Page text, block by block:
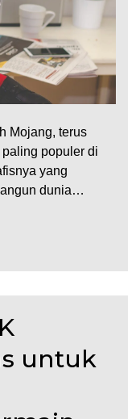
Mojang, terus
populer di
yang
dunia…
untuk